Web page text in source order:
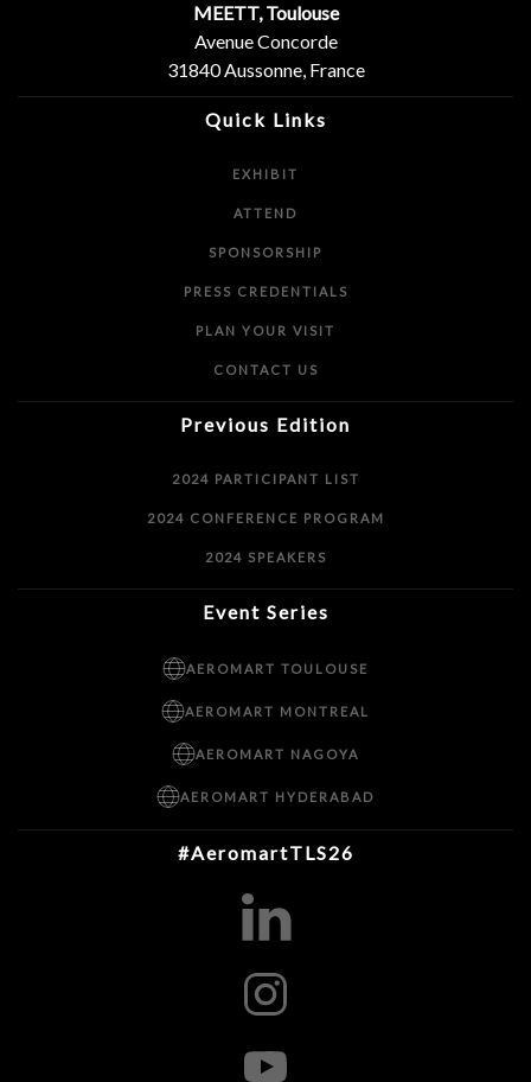
MEETT, Toulouse
Avenue Concorde
31840 Aussonne, France
Quick Links
EXHIBIT
ATTEND
SPONSORSHIP
PRESS CREDENTIALS
PLAN YOUR VISIT
CONTACT US
Previous Edition
2024 PARTICIPANT LIST
2024 CONFERENCE PROGRAM
2024 SPEAKERS
Event Series
AEROMART TOULOUSE
AEROMART MONTREAL
AEROMART NAGOYA
AEROMART HYDERABAD
#AeromartTLS26